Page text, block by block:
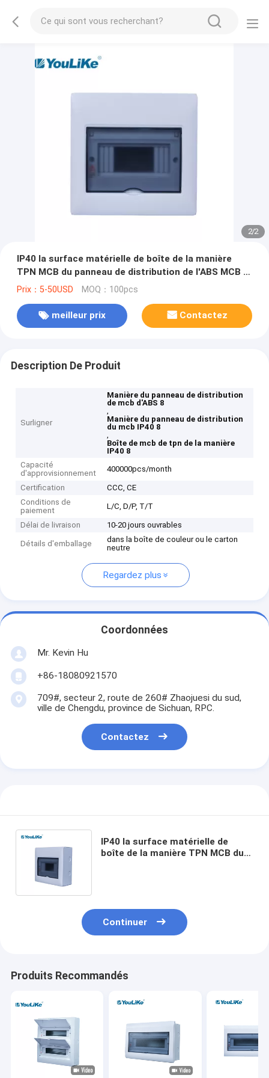
2/2
IP40 la surface matérielle de boîte de la manière
TPN MCB du panneau de distribution de l'ABS MCB 7
a monté
Prix：5-50USD MOQ：100pcs
meilleur prix Contactez
Description De Produit
Surligner
Manière du panneau de distribution
de mcb d'ABS 8
,
Manière du panneau de distribution
du mcb IP40 8
,
Boîte de mcb de tpn de la manière
IP40 8
Capacité
d'approvisionnement
400000pcs/month
Certification
CCC, CE
Conditions de
paiement
L/C, D/P, T/T
Délai de livraison 10-20 jours ouvrables
Détails d'emballage
dans la boîte de couleur ou le carton
neutre
Regardez plus
Coordonnées
Mr. Kevin Hu
+86-18080921570
709#, secteur 2, route de 260# Zhaojuesi du sud,
ville de Chengdu, province de Sichuan, RPC.
Contactez
IP40 la surface matérielle de
boîte de la manière TPN MCB du
Continuer
Produits Recommandés